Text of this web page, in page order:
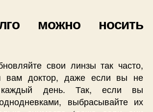
можно носить
свои линзы так часто,
вам доктор, даже если вы не
день. Так, если вы
выбрасывайте их